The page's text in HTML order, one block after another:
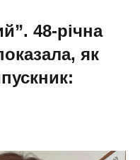
48-річна
як